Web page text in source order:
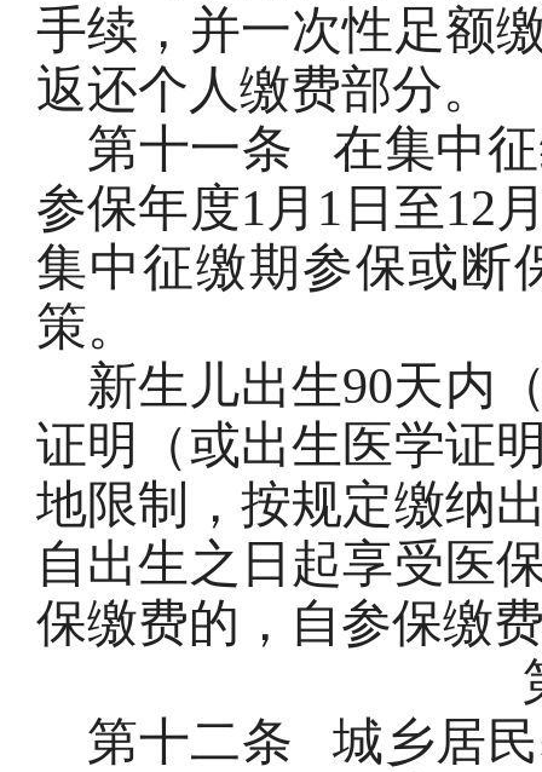
手续，并一次性足额
返还个人缴费部分。
第十一条
在集中
参保年度1月1日至12
集中征缴期参保或断
策。
新生儿出生90天内
证明（或出生医学证
地限制，按规定缴纳
自出生之日起享受医
保缴费的，自参保缴
第十二条
城乡居